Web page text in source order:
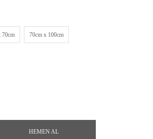
70cm 70cm x 100cm
HEMEN AL